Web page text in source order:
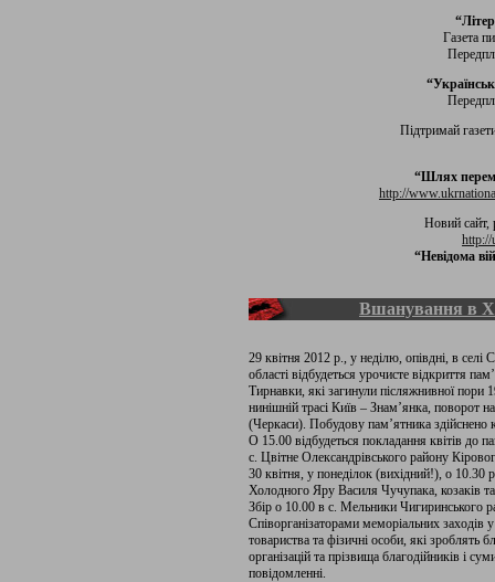
Газета
Підтримай
“Шлях
http://
Новий сайт,
“Невідома
Вшанування в
29 квітня 2012 р., у неділю, опівдні, в селі
області відбудеться урочисте відкриття
Тирнавки, які загинули післяжнивної пори
нинішній трасі Київ – Знам’янка, поворот
(Черкаси). Побудову пам’ятника здійснено
О 15.00 відбудеться покладання квітів до
с. Цвітне Олександрівського району
30 квітня, у понеділок (вихідний!), о
Холодного Яру Василя Чучупака, козаків
Збір о 10.00 в с. Мельники Чигиринського
Співорганізаторами меморіальних
товариства та фізичні особи, які зроблять
організацій та прізвища благодійників і
повідомленні.